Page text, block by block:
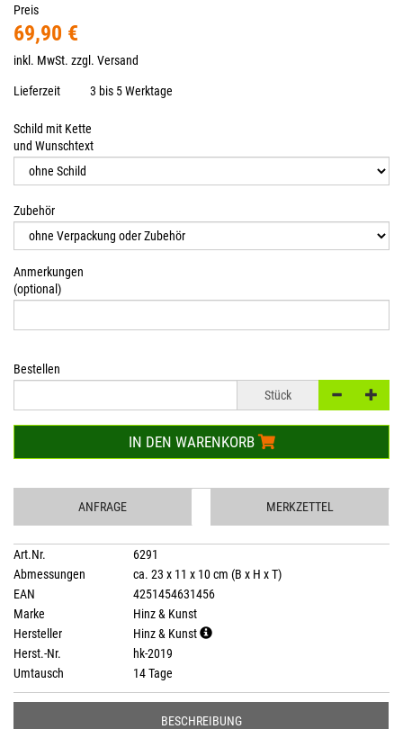
Preis
69,90 €
inkl. MwSt. zzgl. Versand
Lieferzeit 3 bis 5 Werktage
Schild mit Kette
und Wunschtext
Zubehör
Anmerkungen
(optional)
Bestellen
Stück
IN DEN WARENKORB
ANFRAGE MERKZETTEL
Art.Nr.
6291
Abmessungen
ca. 23 x 11 x 10 cm (B x H x T)
EAN
4251454631456
Marke
Hinz & Kunst
Hersteller
Hinz & Kunst
Herst.-Nr.
hk-2019
Umtausch
14 Tage
BESCHREIBUNG